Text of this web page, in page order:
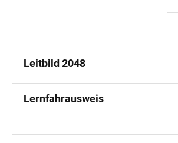
Leitbild 2048
Lernfahrausweis